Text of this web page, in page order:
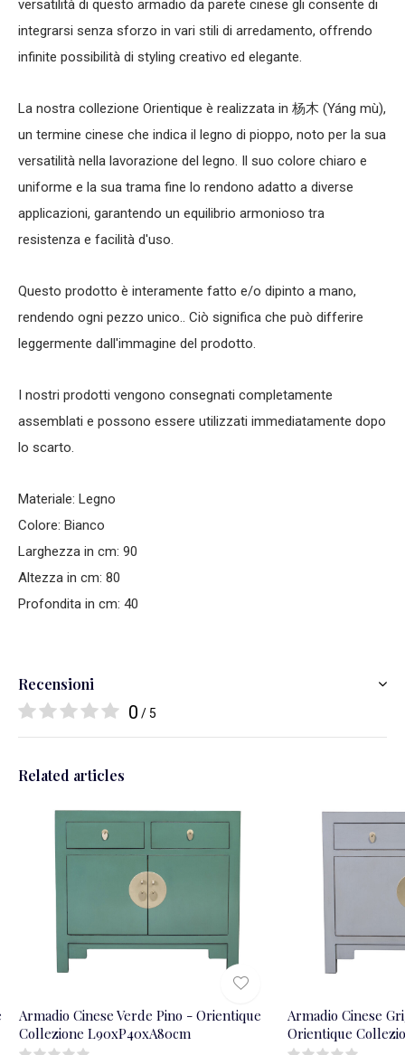
versatilità di questo armadio da parete cinese gli consente di
integrarsi senza sforzo in vari stili di arredamento, offrendo
infinite possibilità di styling creativo ed elegante.
La nostra collezione Orientique è realizzata in 杨木 (Yáng mù),
un termine cinese che indica il legno di pioppo, noto per la sua
versatilità nella lavorazione del legno. Il suo colore chiaro e
uniforme e la sua trama fine lo rendono adatto a diverse
applicazioni, garantendo un equilibrio armonioso tra
resistenza e facilità d'uso.
Questo prodotto è interamente fatto e/o dipinto a mano,
rendendo ogni pezzo unico.. Ciò significa che può differire
leggermente dall'immagine del prodotto.
I nostri prodotti vengono consegnati completamente
assemblati e possono essere utilizzati immediatamente dopo
lo scarto.
Materiale: Legno
Colore: Bianco
Larghezza in cm: 90
Altezza in cm: 80
Profondita in cm: 40
Recensioni
0 / 5
Related articles
Armadio Cinese Verde Pino - Orientique
Collezione L90xP40xA80cm
Armadio Cinese
Orientique